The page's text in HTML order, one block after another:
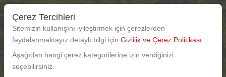
Çerez Tercihleri
Sitemizin kullanışını iyileştirmek için çerezlerden
faydalanmaktayız detaylı bilgi için Gizlilik ve Çerez Politikası
Aşağıdan hangi çerez kategorilerine izin verdiğinizi
seçebilirsiniz.
Araç Alış Yeri